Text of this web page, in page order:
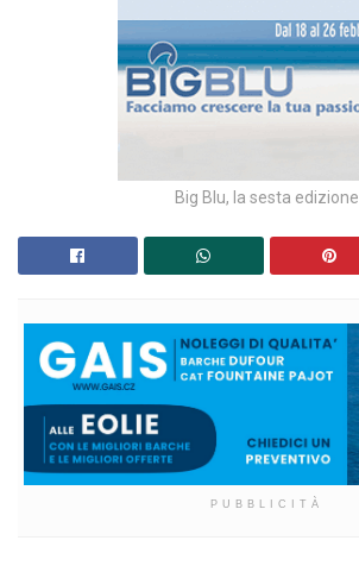
Big Blu, la sesta edizione
PUBBLICITÀ